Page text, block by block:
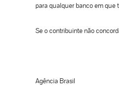
para qualquer banco em que
Se o contribuinte não
Agência Brasil